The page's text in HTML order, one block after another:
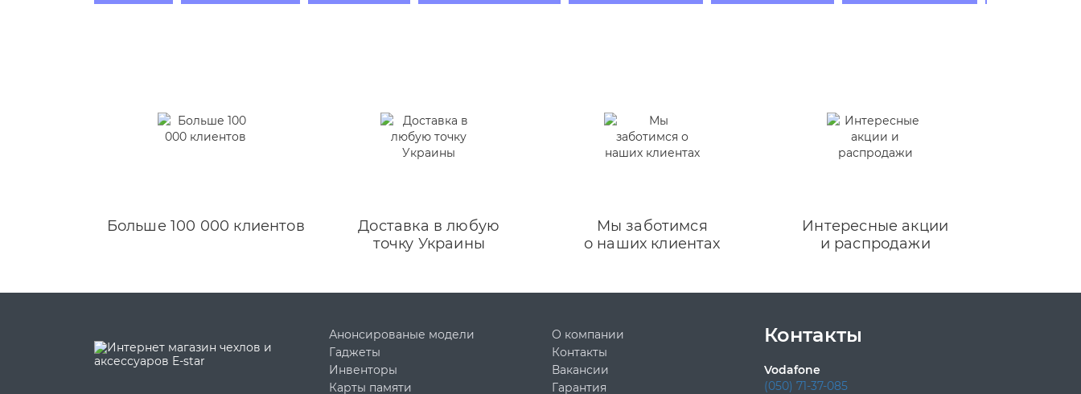
Больше 100 000 клиентов
Доставка в любую
точку Украины
Мы заботимся
о наших клиентах
Интересные акции
и распродажи
Анонсированые модели
Гаджеты
Инвенторы
Карты памяти
О компании
Контакты
Вакансии
Гарантия
Контакты
Vodafone
(050) 71-37-085